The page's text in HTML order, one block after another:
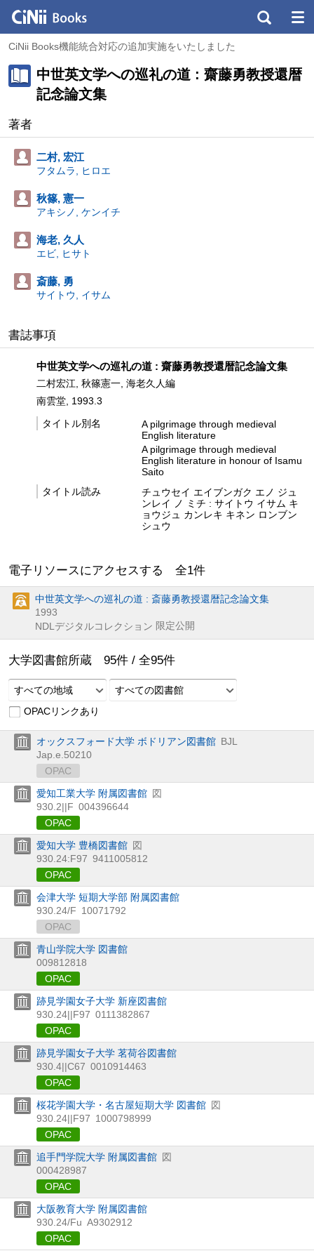
CiNii Books機能統合対応の追加実施をいたしました
中世英文学への巡礼の道 : 齋藤勇教授還暦
記念論文集
著者
二村, 宏江
フタムラ, ヒロエ
秋篠, 憲一
アキシノ, ケンイチ
海老, 久人
エビ, ヒサト
斎藤, 勇
サイトウ, イサム
書誌事項
中世英文学への巡礼の道 : 齋藤勇教授還暦記念論文集
二村宏江, 秋篠憲一, 海老久人編
南雲堂, 1993.3
タイトル別名
A pilgrimage through medieval
English literature
A pilgrimage through medieval
English literature in honour of Isamu
Saito
タイトル読み
チュウセイ エイブンガク エノ ジュ
ンレイ ノ ミチ : サイトウ イサム キ
ョウジュ カンレキ キネン ロンブン
シュウ
電子リソースにアクセスする 全1件
中世英文学への巡礼の道 : 斎藤勇教授還暦記念論文集
1993
NDLデジタルコレクション 限定公開
大学図書館所蔵 95件 / 全95件
すべての地域
すべての図書館
OPACリンクあり
オックスフォード大学 ボドリアン図書館 BJL
Jap.e.50210
OPAC
愛知工業大学 附属図書館 図
930.2||F 004396644
OPAC
愛知大学 豊橋図書館 図
930.24:F97 9411005812
OPAC
会津大学 短期大学部 附属図書館
930.24/F 10071792
OPAC
青山学院大学 図書館
009812818
OPAC
跡見学園女子大学 新座図書館
930.24||F97 0111382867
OPAC
跡見学園女子大学 茗荷谷図書館
930.4||C67 0010914463
OPAC
桜花学園大学・名古屋短期大学 図書館 図
930.24||F97 1000798999
OPAC
追手門学院大学 附属図書館 図
000428987
OPAC
大阪教育大学 附属図書館
930.24/Fu A9302912
OPAC